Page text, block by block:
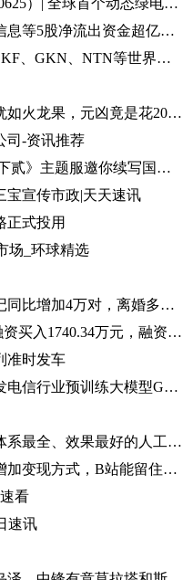
天天快资讯：国际氢报（0619-0625）| 全球首个动态绿电制氨工厂初具规模；MTU开发液氢航空燃料电池技术；道达尔致力于绿氢炼油……
计算机行业资金流出榜：浪潮信息等5股净流出资金超亿元_世界热文
力星股份：我公司产品主要为SKF、GKN、NTN等世界著名的轴承公司配套 全球热点评
惊呆！女子全身皮肤红得发紫犹如火龙果，元凶竟是花20块钱买的……_每日观点
司-资讯推荐
莫问今朝 再战天下！全新《天下贰》主题服邀你续写国韵风华！_当前播报
宣传市政|天天速讯
正式投用
场_环球精选
一季度全国婚姻数据：结婚登记同比增加4万对，离婚多了12万对
世界信息:中钢国际：6月26日融资买入1740.34万元，融资融券余额2.76亿元
准时发车
天天看点：科大国创：公司研发电信行业预训练大模型GC-TeleGPT 现已在电信智能客服等领域实现落地应用
我国已形成世界上规模最大、体系最全、效果最好的人工影响天气作业力量
天天资讯：取消播放量显示、增加变现方式，B站能留住UP主吗？
看
速讯